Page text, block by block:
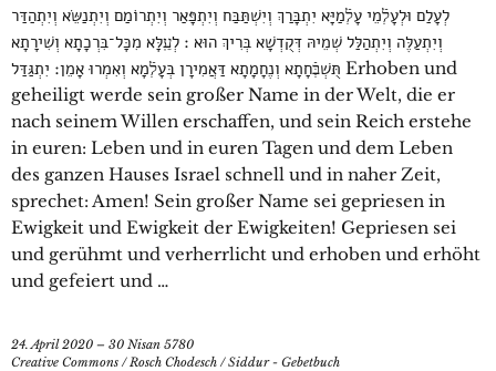
לְעָלַם וּלְעָלְֿמֵי עָלְֿמַיָּא יִתְבָּרַךְ וְיִשְׁתַּבַּח וְיִתְפָּאַר וְיִתְרוֹמַם וְיִתְנַשֵּׂא וְיִתְהַדַּר
וְיִתְעַלֶּה וְיִתְהַלַּל שְׁמֵיהּ דְּקֻדְשָׁא בְּרִיךְ הוּא ׃ לְעֵֽלָּא מִכָּל־בִּרְכָתָא וְשִׁירָתָא
תֻּשְׁבְּֿחָתָא וְנֶחָמָתָא דַּאֲמִירָן בְּעָלְֿמָא וְאִמְרוּ אָמֵן׃ יִתְגַּדַּל Erhoben und
geheiligt werde sein großer Name in der Welt, die er
nach seinem Willen erschaffen, und sein Reich erstehe
in euren: Leben und in euren Tagen und dem Leben
des ganzen Hauses Israel schnell und in naher Zeit,
sprechet: Amen! Sein großer Name sei gepriesen in
Ewigkeit und Ewigkeit der Ewigkeiten! Gepriesen sei
und gerühmt und verherrlicht und erhoben und erhöht
und gefeiert und …
24. April 2020 – 30 Nisan 5780
Creative Commons /Rosch Chodesch /Siddur - Gebetbuch